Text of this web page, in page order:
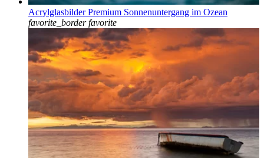
Acrylglasbilder Premium Sonnenuntergang im Ozean
favorite_border favorite